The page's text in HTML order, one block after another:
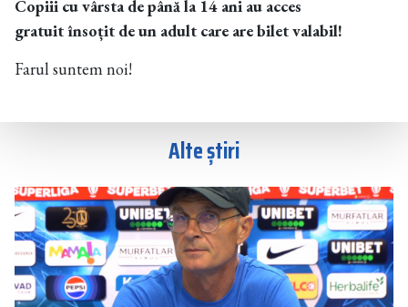
Copiii cu vârsta de până la 14 ani au acces
gratuit însoțit de un adult care are bilet valabil!
Farul suntem noi!
Alte știri